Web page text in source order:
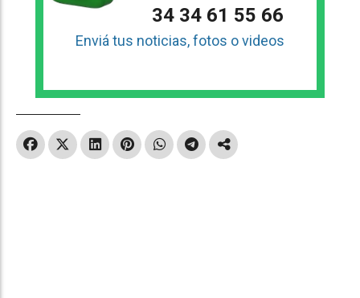
34 34 61 55 66
Enviá tus noticias, fotos o videos